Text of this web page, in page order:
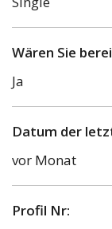
Wären Sie
Ja
Datum der
vor Monat
Profil Nr: